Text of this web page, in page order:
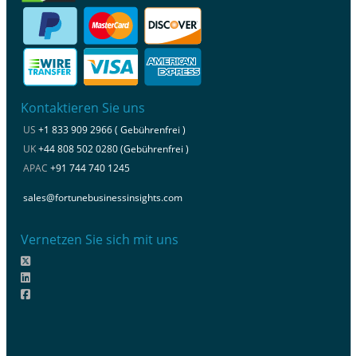
Kontaktieren Sie uns
US +1 833 909 2966 ( Gebührenfrei )
UK+44 808 502 0280 (Gebührenfrei )
APAC +91 744 740 1245
sales@fortunebusinessinsights.com
Vernetzen Sie sich mit uns